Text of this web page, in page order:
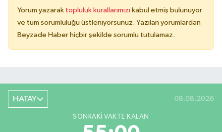
Yorum yazarak topluluk kurallarımızı kabul etmiş bulunuyor
ve tüm sorumluluğu üstleniyorsunuz. Yazılan yorumlardan
Beyzade Haber hiçbir şekilde sorumlu tutulamaz.
HATAY 08.08.2026
SONRAKI VAKTE KALAN